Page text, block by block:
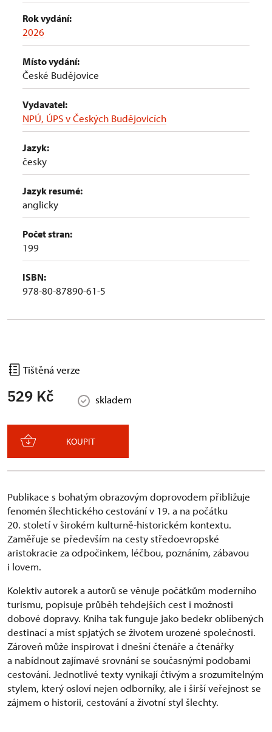
Rok vydání:
2026
Místo vydání:
České Budějovice
Vydavatel:
NPÚ, ÚPS v Českých Budějovicích
Jazyk:
česky
Jazyk resumé:
anglicky
Počet stran:
199
ISBN:
978-80-87890-61-5
Tištěná verze
529 Kč skladem
KOUPIT
Publikace s bohatým obrazovým doprovodem přibližuje
fenomén šlechtického cestování v 19. a na počátku
20. století v širokém kulturně-historickém kontextu.
Zaměřuje se především na cesty středoevropské
aristokracie za odpočinkem, léčbou, poznáním, zábavou
i lovem.
Kolektiv autorek a autorů se věnuje počátkům moderního
turismu, popisuje průběh tehdejších cest i možnosti
dobové dopravy. Kniha tak funguje jako bedekr oblíbených
destinací a míst spjatých se životem urozené společnosti.
Zároveň může inspirovat i dnešní čtenáře a čtenářky
a nabídnout zajímavé srovnání se současnými podobami
cestování. Jednotlivé texty vynikají čtivým a srozumitelným
stylem, který osloví nejen odborníky, ale i širší veřejnost se
zájmem o historii, cestování a životní styl šlechty.